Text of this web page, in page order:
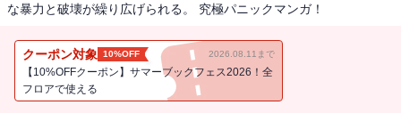
な暴力と破壊が繰り広げられる。 究極パニックマンガ！
クーポン対象 10%OFF 2026.08.11まで
【10%OFFクーポン】サマーブックフェス2026！全
フロアで使える